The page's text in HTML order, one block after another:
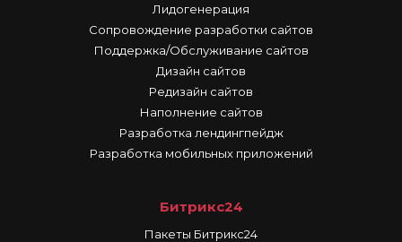
Лидогенерация
Сопровождение разработки сайтов
Поддержка/Обслуживание сайтов
Дизайн сайтов
Редизайн сайтов
Наполнение сайтов
Разработка лендингпейдж
Разработка мобильных приложений
Битрикс24
Пакеты Битрикс24